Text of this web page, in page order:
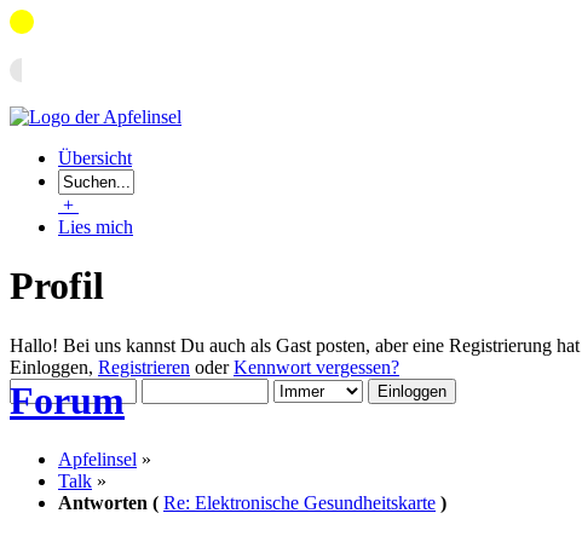
Übersicht
+
Lies mich
Profil
Hallo! Bei uns kannst Du auch als Gast posten, aber eine Registrierung hat
Einloggen, Registrieren oderKennwort vergessen?
Forum
Apfelinsel »
Talk »
Antworten ( Re: Elektronische Gesundheitskarte )